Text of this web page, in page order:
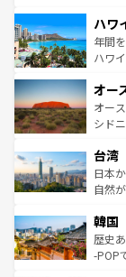
ば市内
着の
のよ
ンメ
西部
部の
文化
しみ
ならでは
情報は
ハワ
年間
ハワ
ワイ
島だ
おす
れる
人々
ク、
ワイを、
はコ
オー
オー
シド
リア
ク）
ど、
いる
ビン
い。
台湾
日本
自然
ン）
と山
驚き
韓国
歴史
-POP